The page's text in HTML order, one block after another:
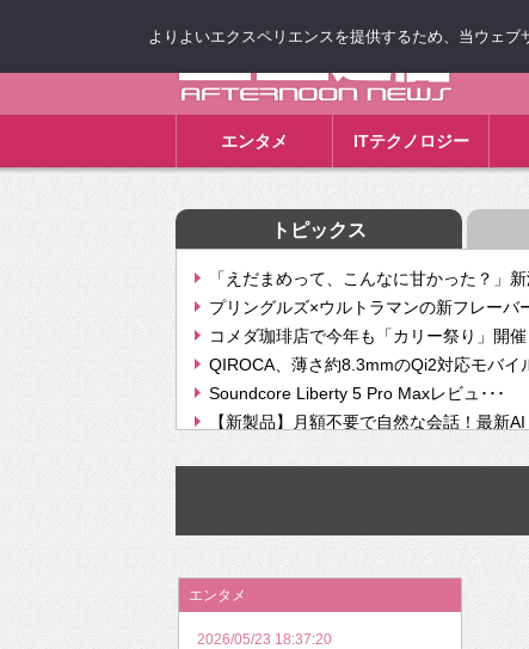
エンタメ ITテクノロジー
トピックス
「えだまめって、こんなに甘かった？」
プリングルズ×ウルトラマンの新フレーバ
コメダ珈琲店で今年も「カリー祭り」開
QIROCA、薄さ約8.3mmのQi2対応モバイ
Soundcore Liberty 5 Pro Maxレビュ･･･
【新製品】月額不要で自然な会話！最新
【次世代の没入感と生産性】VITURE
挫折率8割の壁をAIで突破。ジャストシス
2026年のバレンタインは「自分で作って
エンタメ
2026/05/23 18:37:20
よりよいエクスペリエンスを提供するため、当ウェ